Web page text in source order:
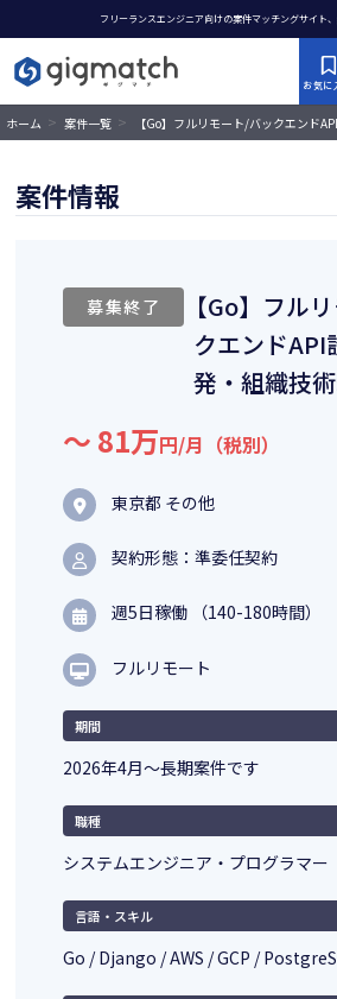
フリーランスエンジニア向けの案件マッチングサイ
お気に
ホーム > 案件一覧 >
【Go】フルリモート/バックエンドAPI
案件情報
募集終了
【Go】フル
クエンドAPI
発・組織技
〜 81万円/月（税別）
東京都 その他
契約形態：準委任契約
週5日稼働 （140-180時間）
フルリモート
期間
2026年4月～長期案件です
職種
システムエンジニア・プログラマー
言語・スキル
Go / Django / AWS / GCP /